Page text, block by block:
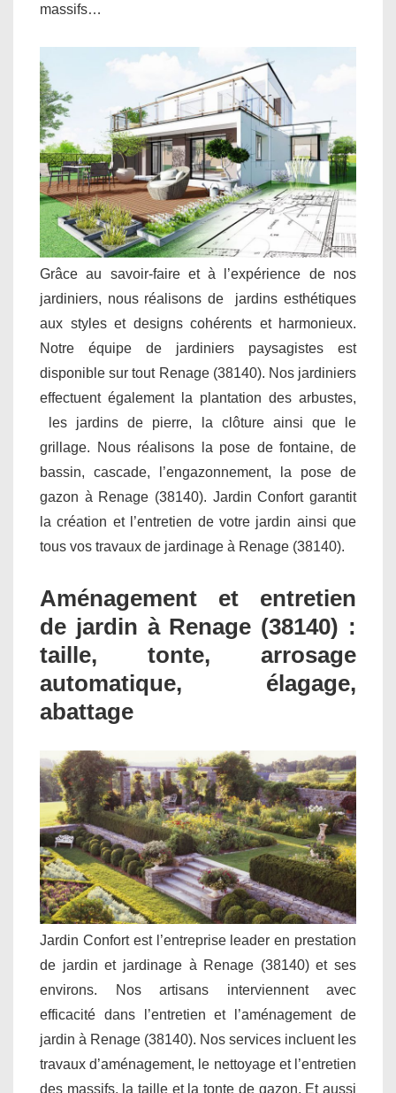
massifs…
Grâce au savoir-faire et à l’expérience de nos
jardiniers, nous réalisons de jardins esthétiques
aux styles et designs cohérents et harmonieux.
Notre équipe de jardiniers paysagistes est
disponible sur tout Renage (38140). Nos jardiniers
effectuent également la plantation des arbustes,
les jardins de pierre, la clôture ainsi que le
grillage. Nous réalisons la pose de fontaine, de
bassin, cascade, l’engazonnement, la pose de
gazon à Renage (38140). Jardin Confort garantit
la création et l’entretien de votre jardin ainsi que
tous vos travaux de jardinage à Renage (38140).
Aménagement et entretien
de jardin à Renage (38140) :
taille, tonte, arrosage
automatique, élagage,
abattage
Jardin Confort est l’entreprise leader en prestation
de jardin et jardinage à Renage (38140) et ses
environs. Nos artisans interviennent avec
efficacité dans l’entretien et l’aménagement de
jardin à Renage (38140). Nos services incluent les
travaux d’aménagement, le nettoyage et l’entretien
des massifs, la taille et la tonte de gazon. Et aussi